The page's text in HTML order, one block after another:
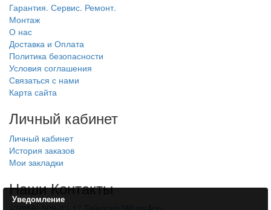
Гарантия. Сервис. Ремонт.
Монтаж
О нас
Доставка и Оплата
Политика безопасности
Условия соглашения
Связаться с нами
Карта сайта
Личный кабинет
Личный кабинет
История заказов
Мои закладки
Наши Контакты
Уведомление